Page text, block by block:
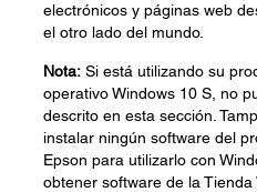
electrónicos y páginas web
el otro lado del mundo.
Nota: Si está utilizando su
operativo Windows 10 S, no
descrito en esta sección.
instalar ningún software del
Epson para utilizarlo con
obtener software de la Tienda